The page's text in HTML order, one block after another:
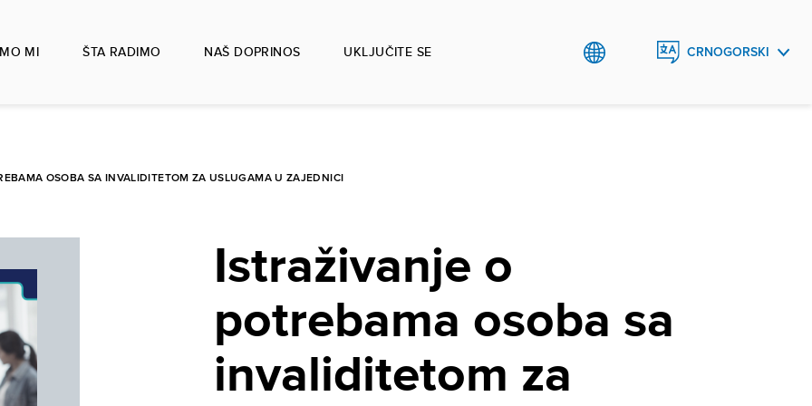
MI ŠTA RADIMO NAŠ DOPRINOS UKLJUČITE SE CRNOGORSKI
OSOBA SA INVALIDITETOM ZA USLUGAMA U ZAJEDNICI
Istraživanje o
potrebama osoba sa
invaliditetom za